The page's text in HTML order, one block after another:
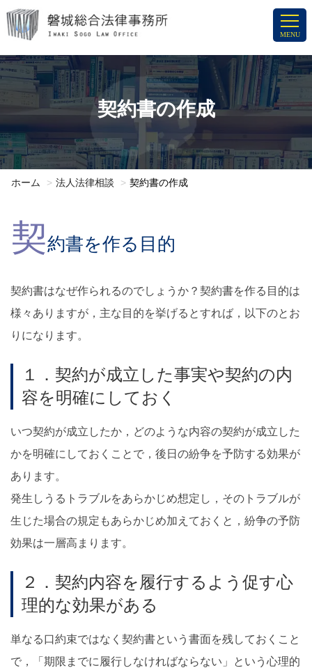
ン
ン
ツ
キ
ッ
プ
MENU
契約書の作成
ホーム 法人法律相談 契約書の作成
契約書を作る目的
契約書はなぜ作られるのでしょうか？契約書を作る目的は
様々ありますが，主な目的を挙げるとすれば，以下のとお
りになります。
１．契約が成立した事実や契約の内
容を明確にしておく
いつ契約が成立したか，どのような内容の契約が成立した
かを明確にしておくことで，後日の紛争を予防する効果が
あります。
発生しうるトラブルをあらかじめ想定し，そのトラブルが
生じた場合の規定もあらかじめ加えておくと，紛争の予防
効果は一層高まります。
２．契約内容を履行するよう促す心
理的な効果がある
単なる口約束ではなく契約書という書面を残しておくこと
で，「期限までに履行しなければならない」という心理的